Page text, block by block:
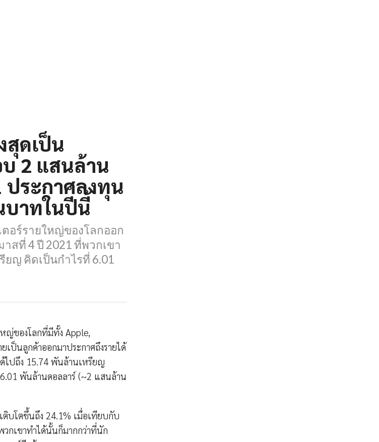
สุดเป็น
2 แสนล้าน
ประกาศลงทุน
บาทในปีนี้
อร์รายใหญ่ของโลกออก
สที่ 4 ปี 2021 ที่พวกเขา
ยญ คิดเป็นกำไรที่ 6.01
ญ่ของโลกที่มีทั้ง Apple,
ป็นลูกค้าออกมาประกาศถึงรายได้
ไปถึง 15.74 พันล้านเหรียญ
พันล้านดอลลาร์ (~2 แสนล้าน
ติบโตขึ้นถึง 24.1% เมื่อเทียบกับ
กเขาทำได้นั้นก็มากกว่าที่นัก